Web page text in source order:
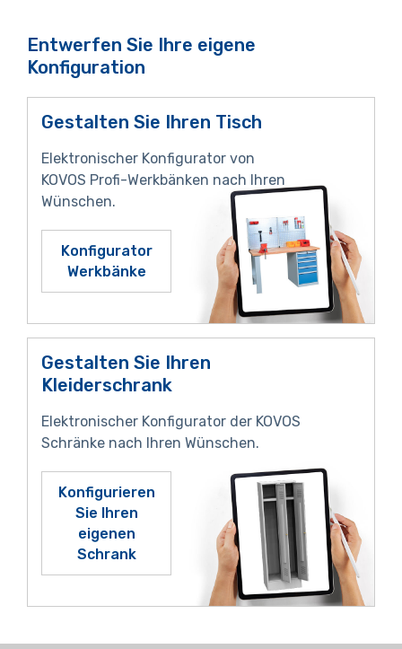
Entwerfen Sie Ihre eigene
Konfiguration
Gestalten Sie Ihren Tisch
Elektronischer Konfigurator von
KOVOS Profi-Werkbänken nach Ihren
Wünschen.
Konfigurator
Werkbänke
Gestalten Sie Ihren
Kleiderschrank
Elektronischer Konfigurator der KOVOS
Schränke nach Ihren Wünschen.
Konfigurieren
Sie Ihren
eigenen
Schrank